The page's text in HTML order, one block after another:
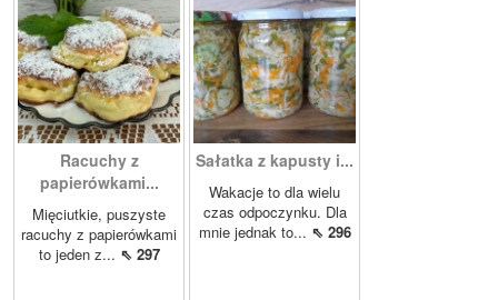
Racuchy z
papierówkami...
Mięciutkie, puszyste
racuchy z papierówkami
to jeden z... ⇖ 297
Sałatka z kapusty i...
Wakacje to dla wielu
czas odpoczynku. Dla
mnie jednak to... ⇖ 296